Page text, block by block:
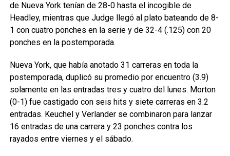
de Nueva York tenían de 28-0 hasta el incogible de
Headley, mientras que Judge llegó al plato bateando de 8-
1 con cuatro ponches en la serie y de 32-4 (.125) con 20
ponches en la postemporada.
Nueva York, que había anotado 31 carreras en toda la
postemporada, duplicó su promedio por encuentro (3.9)
solamente en las entradas tres y cuatro del lunes. Morton
(0-1) fue castigado con seis hits y siete carreras en 3.2
entradas. Keuchel y Verlander se combinaron para lanzar
16 entradas de una carrera y 23 ponches contra los
rayados entre viernes y el sábado.